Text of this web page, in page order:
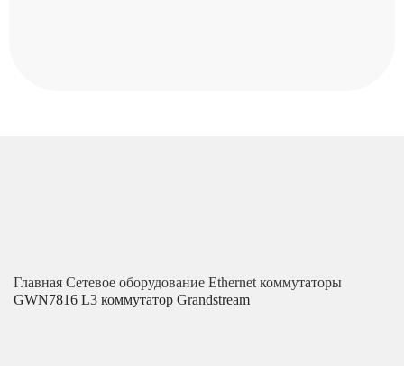
Главная Сетевое оборудование Ethernet коммутаторы
GWN7816 L3 коммутатор Grandstream